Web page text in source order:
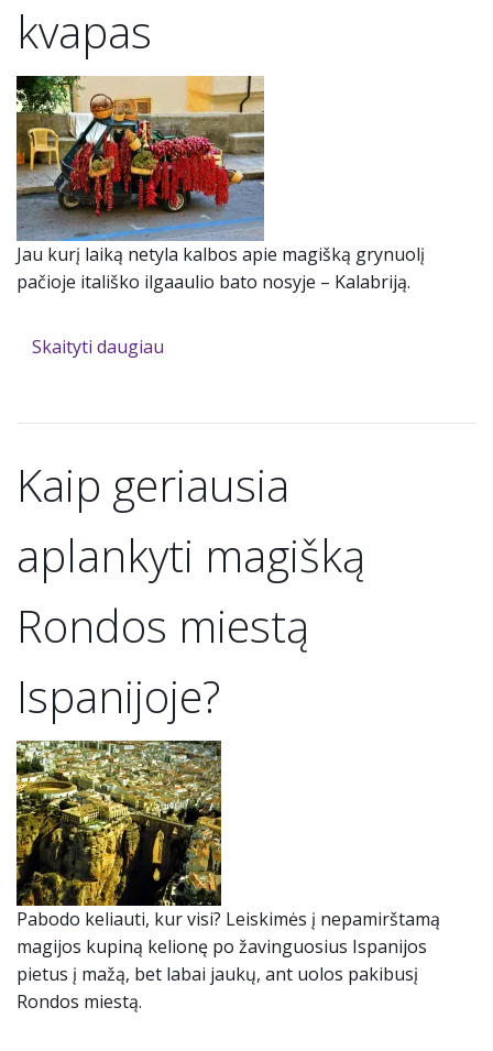
kvapas
Jau kurį laiką netyla kalbos apie magišką grynuolį
pačioje itališko ilgaaulio bato nosyje – Kalabriją.
Skaityti daugiau
Kaip geriausia
aplankyti magišką
Rondos miestą
Ispanijoje?
Pabodo keliauti, kur visi? Leiskimės į nepamirštamą
magijos kupiną kelionę po žavinguosius Ispanijos
pietus į mažą, bet labai jaukų, ant uolos pakibusį
Rondos miestą.